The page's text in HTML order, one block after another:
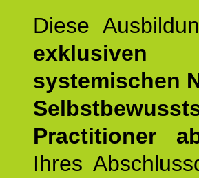
Diese
systemischen
Practitioner
Ihres